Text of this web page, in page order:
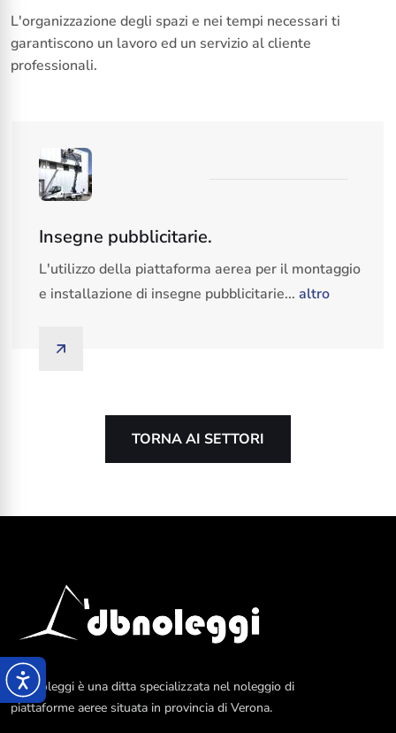
L'organizzazione degli spazi e nei tempi necessari ti
garantiscono un lavoro ed un servizio al cliente
professionali.
Insegne pubblicitarie.
L'utilizzo della piattaforma aerea per il montaggio
e installazione di insegne pubblicitarie... altro
TORNA AI SETTORI
DB Noleggi è una ditta specializzata nel noleggio di
piattaforme aeree situata in provincia di Verona.